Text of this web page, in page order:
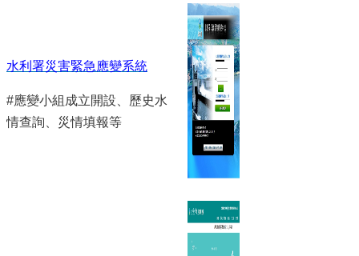
水利署災害緊急應變系統
#應變小組成立開設、歷史水
情查詢、災情填報等